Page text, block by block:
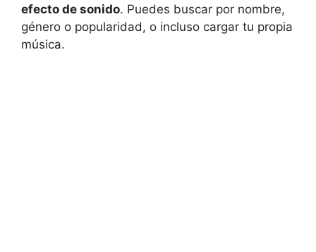
efecto de sonido. Puedes buscar por nombre,
género o popularidad, o incluso cargar tu propia
música.